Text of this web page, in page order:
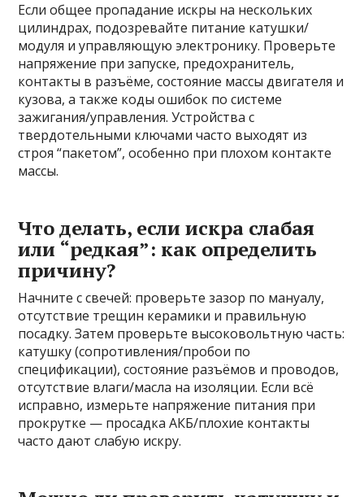
Если общее пропадание искры на нескольких
цилиндрах, подозревайте питание катушки/
модуля и управляющую электронику. Проверьте
напряжение при запуске, предохранитель,
контакты в разъёме, состояние массы двигателя и
кузова, а также коды ошибок по системе
зажигания/управления. Устройства с
твердотельными ключами часто выходят из
строя “пакетом”, особенно при плохом контакте
массы.
Что делать, если искра слабая
или “редкая”: как определить
причину?
Начните с свечей: проверьте зазор по мануалу,
отсутствие трещин керамики и правильную
посадку. Затем проверьте высоковольтную часть:
катушку (сопротивления/пробои по
спецификации), состояние разъёмов и проводов,
отсутствие влаги/масла на изоляции. Если всё
исправно, измерьте напряжение питания при
прокрутке — просадка АКБ/плохие контакты
часто дают слабую искру.